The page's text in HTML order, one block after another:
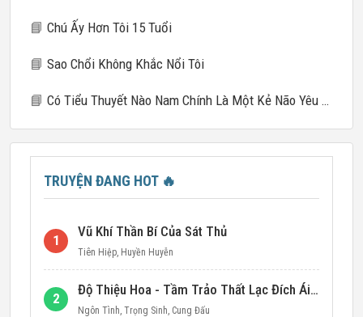
📘 Chú Ấy Hơn Tôi 15 Tuổi
📘 Sao Chổi Không Khắc Nổi Tôi
📘 Có Tiểu Thuyết Nào Nam Chính Là Một Kẻ Não Yêu Đương Không?
TRUYỆN ĐANG HOT 🔥
1
Vũ Khí Thần Bí Của Sát Thủ
Tiên Hiệp, Huyền Huyễn
2
Độ Thiệu Hoa - Tầm Trảo Thất Lạc Đích Ái Tình
Ngôn Tình, Trọng Sinh, Cung Đấu